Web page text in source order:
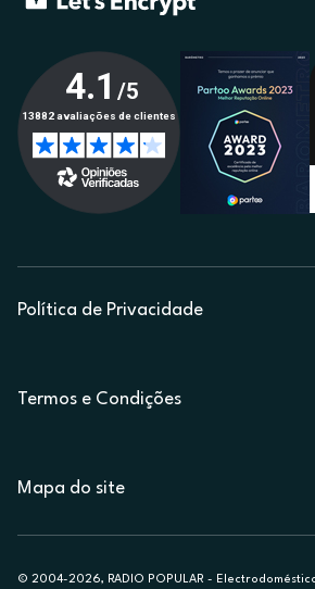
Política de Privacidade
Termos e Condições
Mapa do site
© 2004-2026, RADIO POPULAR -